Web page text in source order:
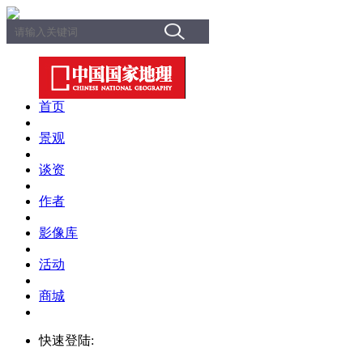
首页
景观
谈资
作者
影像库
活动
商城
快速登陆: